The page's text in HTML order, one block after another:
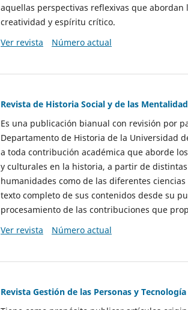
aquellas perspectivas reflexivas que
creatividad y espíritu crítico.
Ver revista
Número actual
Revista de Historia Social y de las
Es una publicación bianual con revisión por
Departamento de Historia de la Universidad
a toda contribución académica que aborde
y culturales en la historia, a partir de
humanidades como de las diferentes
texto completo de sus contenidos desde su
procesamiento de las contribuciones que
Ver revista
Número actual
Revista Gestión de las Personas y Tecnología